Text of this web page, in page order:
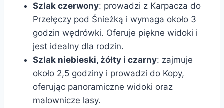
Szlak czerwony: prowadzi z Karpacza do
Przełęczy pod Śnieżką i wymaga około 3
godzin wędrówki. Oferuje piękne widoki i
jest idealny dla rodzin.
Szlak niebieski, żółty i czarny: zajmuje
około 2,5 godziny i prowadzi do Kopy,
oferując panoramiczne widoki oraz
malownicze lasy.